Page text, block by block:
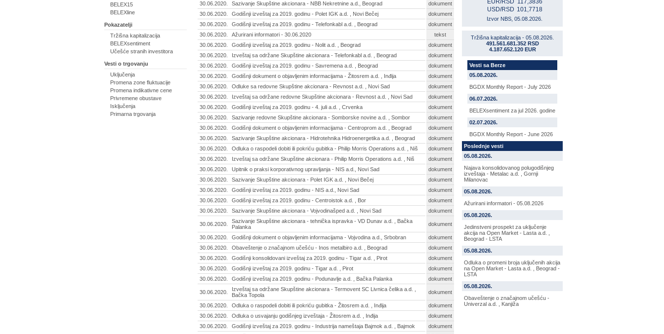
BELEX15
BELEXline
Pokazatelji
Tržišna kapitalizacija
BELEXsentiment
Učešće stranih investitora
Vesti o trgovanju
Uključenja
Promena zone fluktuacije
Promena indikativne cene
Privremene obustave
Isključenja
Primarna trgovanja
30.06.2020.
Sazivanje Skupštine akcionara - NBB Nekretnine a.d., Beograd
dokument
30.06.2020.
Godišnji izveštaj za 2019. godinu - Polet IGK a.d. , Novi Bečej
dokument
30.06.2020.
Godišnji izveštaj za 2019. godinu - Telefonkabl a.d. , Beograd
dokument
30.06.2020.
Ažurirani informatori - 30.06.2020
tekst
30.06.2020.
Godišnji izveštaj za 2019. godinu - Nolit a.d. , Beograd
dokument
30.06.2020.
Izveštaj sa održane Skupštine akcionara - Telefonkabl a.d. , Beograd
dokument
30.06.2020.
Godišnji izveštaj za 2019. godinu - Savremena a.d. , Beograd
dokument
30.06.2020.
Godišnji dokument o objavljenim informacijama - Žitosrem a.d. , Inđija
dokument
30.06.2020.
Odluke sa redovne Skupštine akcionara - Revnost a.d. , Novi Sad
dokument
30.06.2020.
Izveštaj sa održane redovne Skupštine akcionara - Revnost a.d. , Novi Sad
dokument
30.06.2020.
Godišnji izveštaj za 2019. godinu - 4. juli a.d. , Crvenka
dokument
30.06.2020.
Sazivanje redovne Skupštine akcionara - Somborske novine a.d. , Sombor
dokument
30.06.2020.
Godišnji dokument o objavljenim informacijama - Centroprom a.d. , Beograd
dokument
30.06.2020.
Sazivanje Skupštine akcionara - Hidrotehnika Hidroenergetika a.d. , Beograd
dokument
30.06.2020.
Odluka o raspodeli dobiti ili pokriću gubitka - Philip Morris Operations a.d. , Niš
dokument
30.06.2020.
Izveštaj sa održane Skupštine akcionara - Philip Morris Operations a.d. , Niš
dokument
30.06.2020.
Upitnik o praksi korporativnog upravljanja - NIS a.d., Novi Sad
dokument
30.06.2020.
Sazivanje Skupštine akcionara - Polet IGK a.d. , Novi Bečej
dokument
30.06.2020.
Godišnji izveštaj za 2019. godinu - NIS a.d., Novi Sad
dokument
30.06.2020.
Godišnji izveštaj za 2019. godinu - Centroistok a.d. , Bor
dokument
30.06.2020.
Sazivanje Skupštine akcionara - Vojvodinašped a.d. , Novi Sad dokument
30.06.2020.
Sazivanje Skupštine akcionara - tehnička ispravka - VD Dunav a.d. , Bačka
Palanka
dokument
30.06.2020. Godišnji dokument o objavljenim informacijama - Vojvodina a.d., Srbobran
dokument
30.06.2020.
Obaveštenje o značajnom učešću - Inos metalbiro a.d. , Beograd
dokument
30.06.2020.
Godišnji konsolidovani izveštaj za 2019. godinu - Tigar a.d. , Pirot
dokument
30.06.2020.
Godišnji izveštaj za 2019. godinu - Tigar a.d. , Pirot
dokument
30.06.2020.
Godišnji izveštaj za 2019. godinu - Podunavlje a.d. , Bačka Palanka dokument
30.06.2020.
Izveštaj sa održane Skupštine akcionara - Termovent SC Livnica čelika a.d. ,
Bačka Topola
dokument
30.06.2020. Odluka o raspodeli dobiti ili pokriću gubitka - Žitosrem a.d. , Inđija
dokument
30.06.2020.
Odluka o usvajanju godišnjeg izveštaja - Žitosrem a.d. , Inđija
dokument
30.06.2020.
Godišnji izveštaj za 2019. godinu - Industrija nameštaja Bajmok a.d. , Bajmok
dokument
EUR/RSD 117,3836
USD/RSD 101,7718
Izvor NBS, 05.08.2026.
Tržišna kapitalizacija - 05.08.2026.
491.561.681.352 RSD
4.187.652.120 EUR
Vesti sa Berze
05.08.2026.
BGDX Monthly Report - July 2026
06.07.2026.
BELEXsentiment za jul 2026. godine
02.07.2026.
BGDX Monthly Report - June 2026
Poslednje vesti
05.08.2026.
Najava konsolidovanog polugodišnjeg
izveštaja - Metalac a.d. , Gornji
Milanovac
05.08.2026.
Ažurirani informatori - 05.08.2026
05.08.2026.
Jedinstveni prospekt za uključenje
akcija na Open Market - Lasta a.d. ,
Beograd - LSTA
05.08.2026.
Odluka o promeni broja uključenih akcija
na Open Market - Lasta a.d. , Beograd -
LSTA
05.08.2026.
Obaveštenje o značajnom učešću -
Univerzal a.d. , Kanjiža